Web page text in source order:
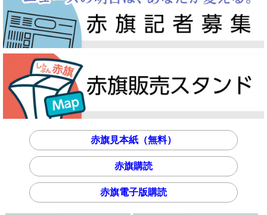
赤旗見本紙（無料）
赤旗購読
赤旗電子版購読